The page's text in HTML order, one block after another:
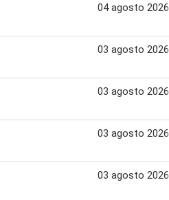
04 agosto 2026
03 agosto 2026
03 agosto 2026
03 agosto 2026
03 agosto 2026